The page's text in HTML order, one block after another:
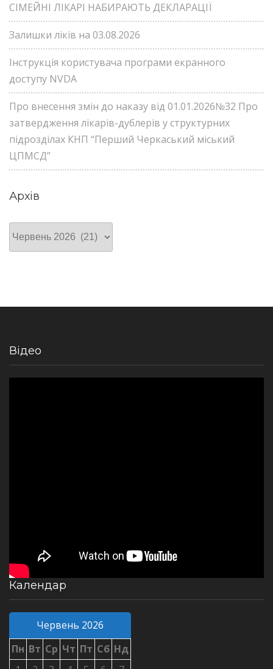
СІМЕЙНІ ЛІКАРІ НАБИРАЮТЬ ДЕКЛАРАЦІЇ
Залишки ліків на 03.08.2026
Інструкція користувача програми екранного
доступу NVDA
Про внесення змін до наказу від 01.01.2026№32 Про
затвердження лікарів-дублерів у структурних
підрозділах КНП “Перший Черкаський міський
ЦПМСД”
Архів
Архів
Відео
Календар
Червень 2026
Пн Вт Ср Чт Пт Сб Нд